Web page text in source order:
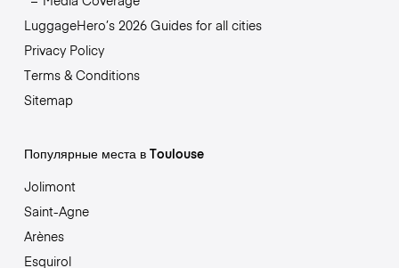
LuggageHero’s 2026 Guides for all cities
Privacy Policy
Terms & Conditions
Sitemap
Популярные места в Toulouse
Jolimont
Saint-Agne
Arènes
Esquirol